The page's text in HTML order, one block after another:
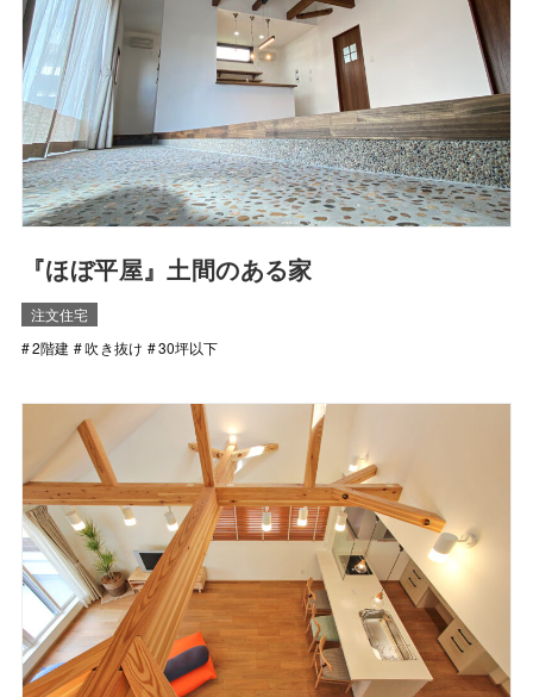
『ほぼ平屋』土間のある家
注文住宅
2階建
吹き抜け 30坪以下